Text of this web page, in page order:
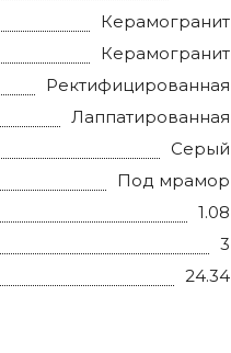
Керамогранит
Керамогранит
Ректифицированная
Лаппатированная
Серый
Под мрамор
1.08
3
24.34